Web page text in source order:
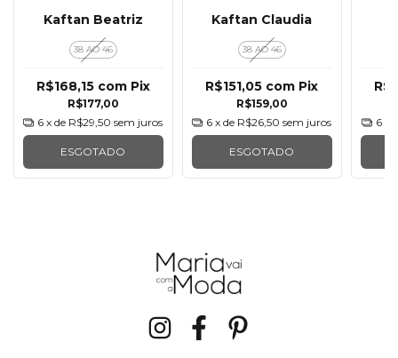
Kaftan Beatriz
38 AO 46
R$177,00
R$168,15 com Pix
6 x de R$29,50 sem juros
ESGOTADO
Kaftan Claudia
38 AO 46
R$159,00
R$151,05 com Pix
6 x de R$26,50 sem juros
ESGOTADO
6